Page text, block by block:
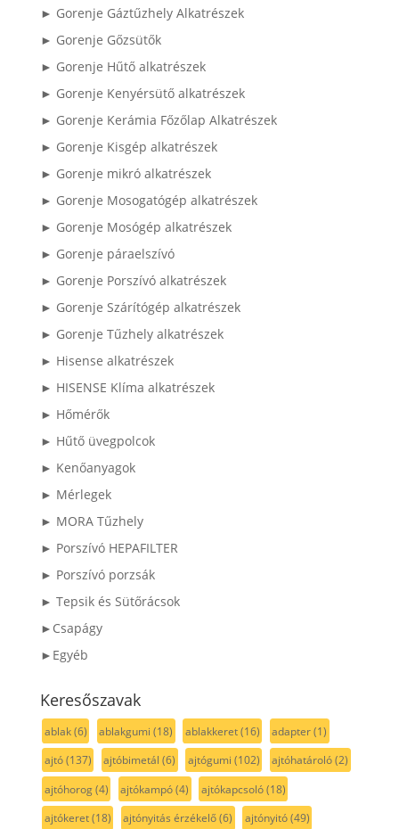
► Gorenje Gáztűzhely Alkatrészek
► Gorenje Gőzsütők
► Gorenje Hűtő alkatrészek
► Gorenje Kenyérsütő alkatrészek
► Gorenje Kerámia Főzőlap Alkatrészek
► Gorenje Kisgép alkatrészek
► Gorenje mikró alkatrészek
► Gorenje Mosogatógép alkatrészek
► Gorenje Mosógép alkatrészek
► Gorenje páraelszívó
► Gorenje Porszívó alkatrészek
► Gorenje Szárítógép alkatrészek
► Gorenje Tűzhely alkatrészek
► Hisense alkatrészek
► HISENSE Klíma alkatrészek
► Hőmérők
► Hűtő üvegpolcok
► Kenőanyagok
► Mérlegek
► MORA Tűzhely
► Porszívó HEPAFILTER
► Porszívó porzsák
► Tepsik és Sütőrácsok
►Csapágy
►Egyéb
Keresőszavak
ablak(6) ablakgumi (18) ablakkeret(16) adapter(1)
ajtó(137) ajtóbimetál (6) ajtógumi (102) ajtóhatároló(2)
ajtóhorog(4) ajtókampó(4) ajtókapcsoló(18)
ajtókeret(18) ajtónyitás érzékelő(6) ajtónyitó(49)